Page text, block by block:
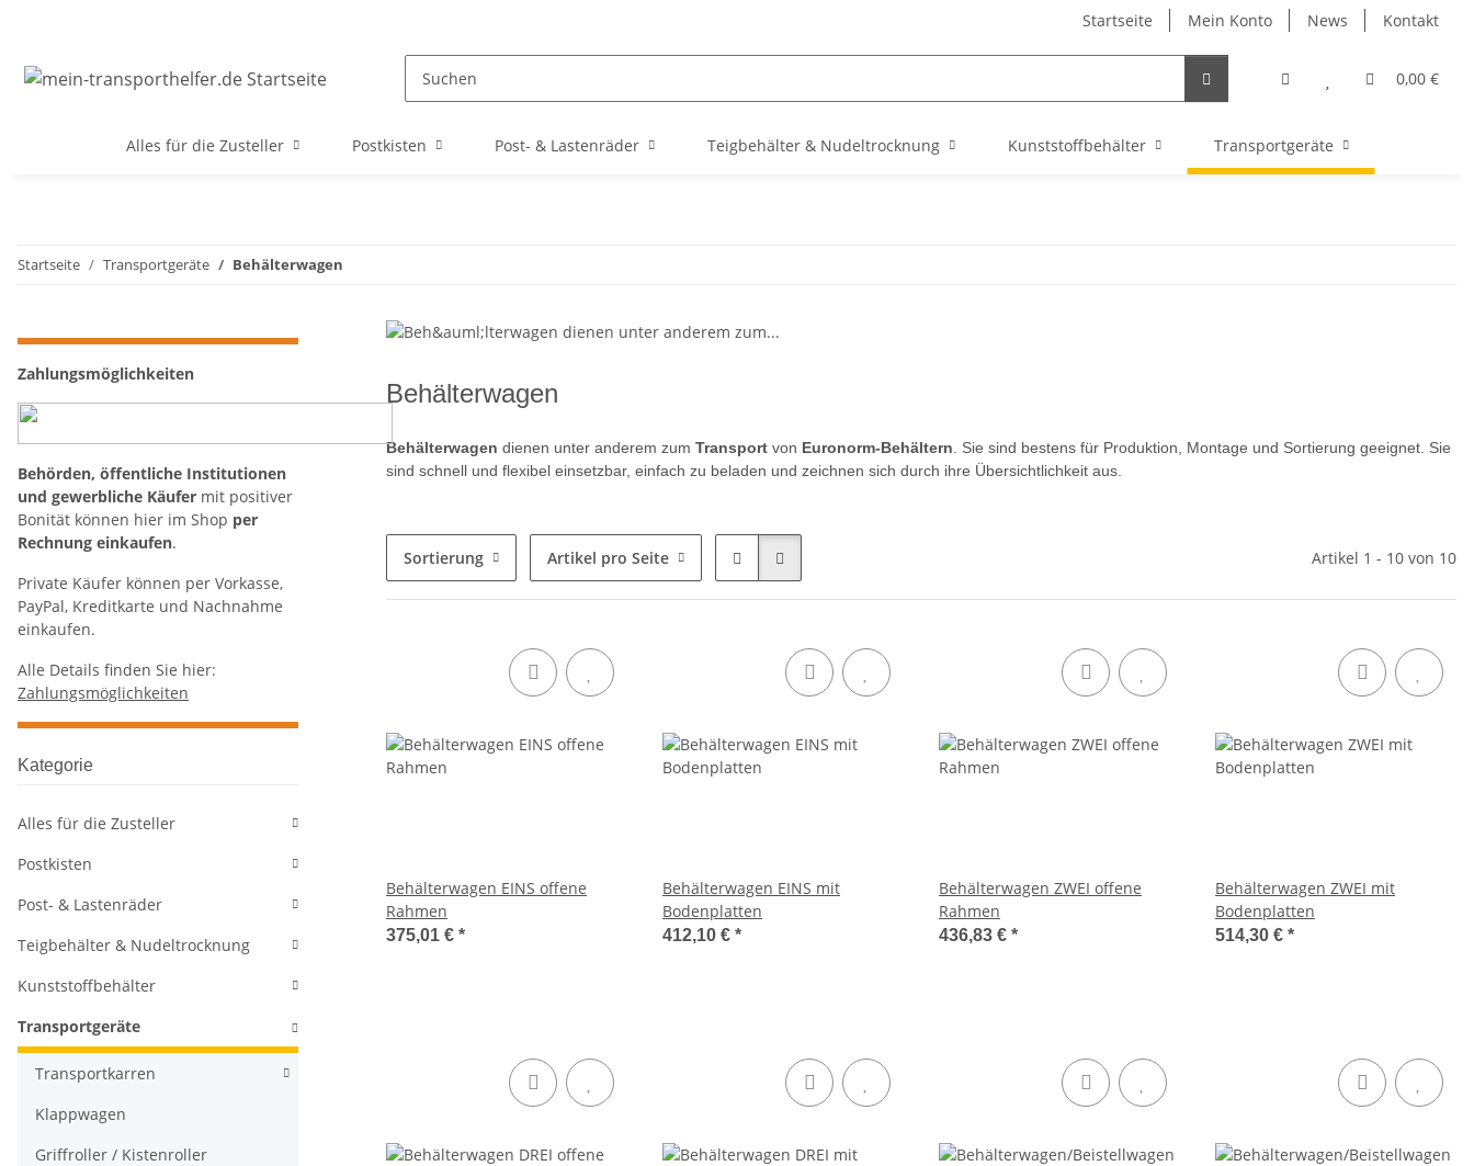
Startseite Mein Konto News Kontakt
0,00 €
Alles für die Zusteller Postkisten Post- & Lastenräder Teigbehälter & Nudeltrocknung Kunststoffbehälter Transportgeräte
Startseite Transportgeräte Behälterwagen
Behälterwagen
Behälterwagen dienen unter anderem zum Transport von Euronorm-Behältern . Sie sind bestens für Produktion, Montage und Sortierung geeignet. Sie
sind schnell und flexibel einsetzbar, einfach zu beladen und zeichnen sich durch ihre Übersichtlichkeit aus.
Sortierung Artikel pro Seite Artikel 1 - 10 von 10
Behälterwagen EINS offene
Rahmen
375,01 € *
Behälterwagen EINS mit
Bodenplatten
412,10 € *
Behälterwagen ZWEI offene
Rahmen
436,83 € *
Behälterwagen ZWEI mit
Bodenplatten
514,30 € *
Zahlungsmöglichkeiten
Behörden, öffentliche Institutionen
und gewerbliche Käufer mit positiver
Bonität können hier im Shop per
Rechnung einkaufen.
Private Käufer können per Vorkasse,
PayPal, Kreditkarte und Nachnahme
einkaufen.
Alle Details finden Sie hier:
Zahlungsmöglichkeiten
Kategorie
Alles für die Zusteller
Postkisten
Post- & Lastenräder
Teigbehälter & Nudeltrocknung
Kunststoffbehälter
Transportgeräte
Transportkarren
Klappwagen
Griffroller / Kistenroller